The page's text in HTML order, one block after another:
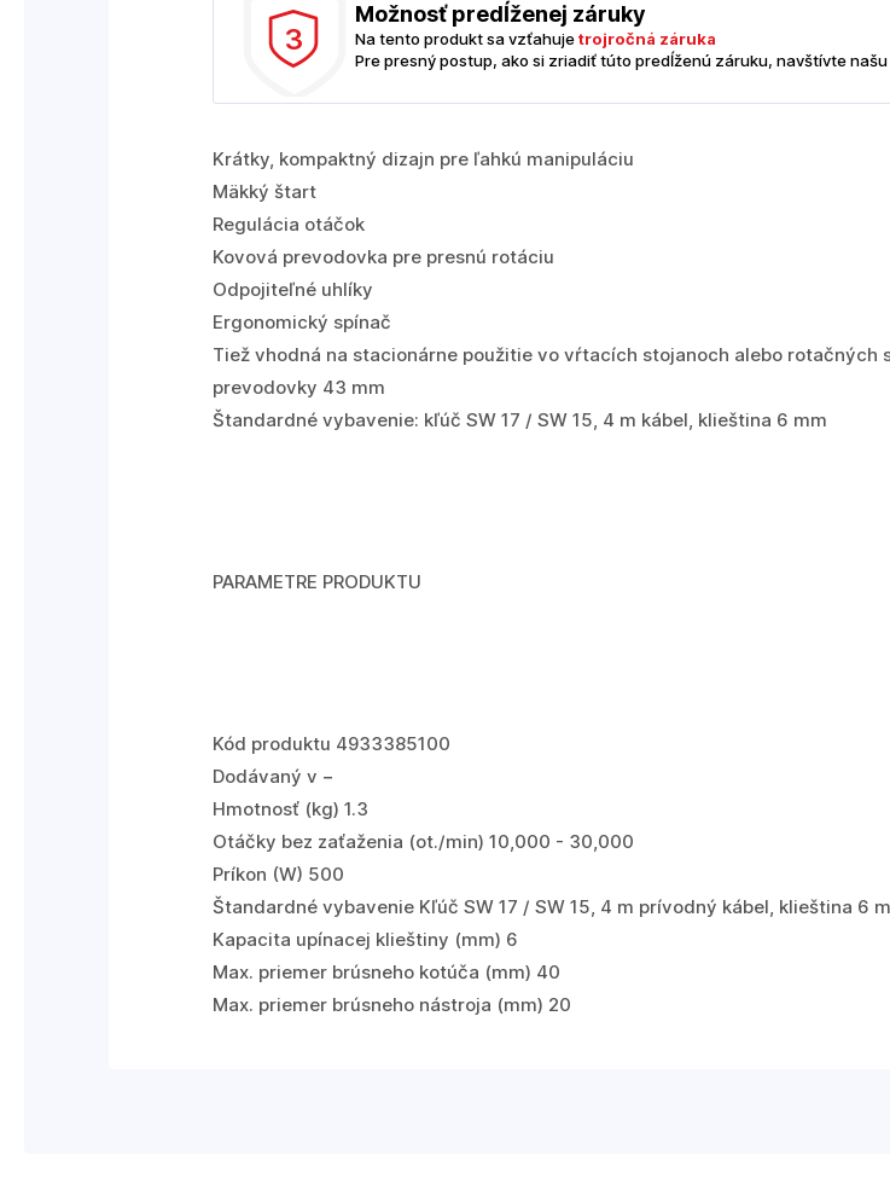
3
Možnosť predĺženej záruky
Na tento produkt sa vzťahujetrojročná záruka
Pre presný postup, ako si zriadiť túto predĺženú záruku, navštívte
Krátky, kompaktný dizajn pre ľahkú manipuláciu
Mäkký štart
Regulácia otáčok
Kovová prevodovka pre presnú rotáciu
Odpojiteľné uhlíky
Ergonomický spínač
Tiež vhodná na stacionárne použitie vo vŕtacích stojanoch alebo rotačných
prevodovky 43 mm
Štandardné vybavenie: kľúč SW 17 / SW 15, 4 m kábel, klieština 6 mm
PARAMETRE PRODUKTU
Kód produktu 4933385100
Dodávaný v −
Hmotnosť (kg) 1.3
Otáčky bez zaťaženia (ot./min) 10,000 - 30,000
Príkon (W) 500
Štandardné vybavenie Kľúč SW 17 / SW 15, 4 m prívodný kábel, klieština 6
Kapacita upínacej klieštiny (mm) 6
Max. priemer brúsneho kotúča (mm) 40
Max. priemer brúsneho nástroja (mm) 20